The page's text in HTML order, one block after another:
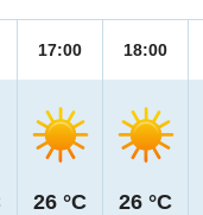
17:00
26 °C
18:00
26 °C